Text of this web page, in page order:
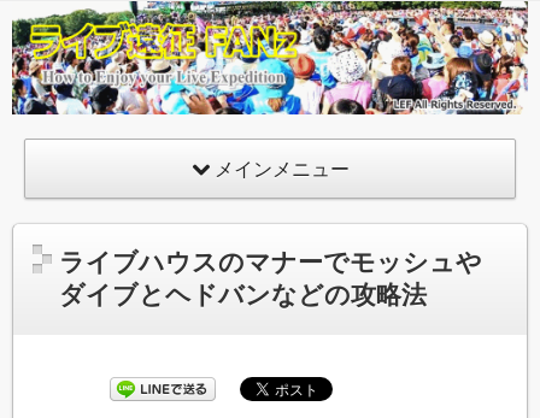
ライ
ブ遠
征
FANz
メインメニュー
ライブハウスのマナーでモッシュや
ダイブとヘドバンなどの攻略法